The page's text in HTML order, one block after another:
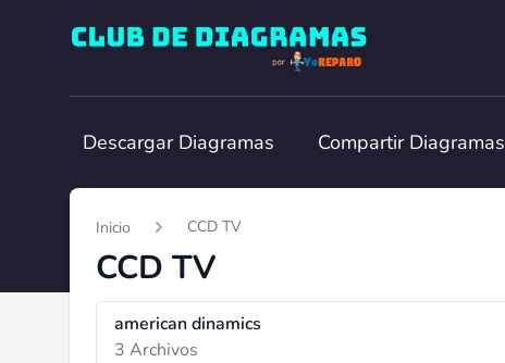
Club de Diagramas
Descargar Diagramas Compartir Diagramas
Inicio CCD TV
CCD TV
american dinamics
3 Archivos